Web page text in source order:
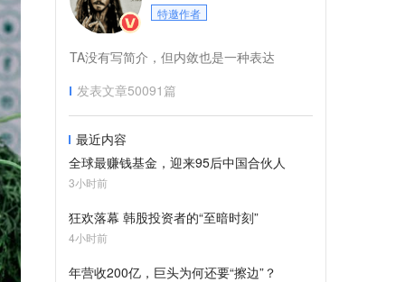
特邀作者
TA没有写简介，但内敛也是一种表达
发表文章50091篇
最近内容
全球最赚钱基金，迎来95后中国合伙人
3小时前
狂欢落幕 韩股投资者的“至暗时刻”
4小时前
年营收200亿，巨头为何还要“擦边”？